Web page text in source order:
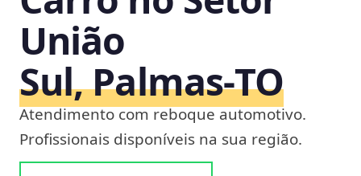
União
Sul, Palmas‑TO
Atendimento com reboque automotivo.
Profissionais disponíveis na sua região.